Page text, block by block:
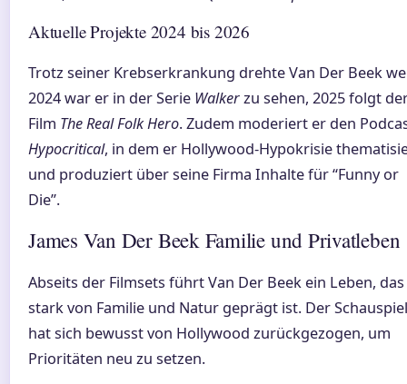
Aktuelle Projekte 2024 bis 2026
Trotz seiner Krebserkrankung drehte Van Der Beek
2024 war er in der Serie Walkerzu sehen, 2025 folgt
Film The Real Folk Hero. Zudem moderiert er den
Hypocritical, in dem er Hollywood-Hypokrisie
und produziert über seine Firma Inhalte für “Funny or
Die”.
James Van Der Beek Familie und Privatleben
Abseits der Filmsets führt Van Der Beek ein Leben, das
stark von Familie und Natur geprägt ist. Der
hat sich bewusst von Hollywood zurückgezogen, um
Prioritäten neu zu setzen.